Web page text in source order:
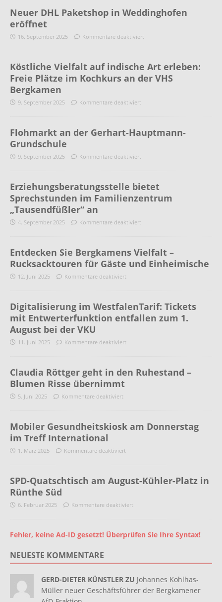
Neuer DHL Paketshop in Weddinghofen
eröffnet
16. September 2025 Kommentare deaktiviert
Köstliche Vielfalt auf indische Art erleben:
Freie Plätze im Kochkurs an der VHS
Bergkamen
9. September 2025 Kommentare deaktiviert
Flohmarkt an der Gerhart-Hauptmann-
Grundschule
9. September 2025 Kommentare deaktiviert
Erziehungsberatungsstelle bietet
Sprechstunden im Familienzentrum
„Tausendfüßler“ an
4. September 2025 Kommentare deaktiviert
Entdecken Sie Bergkamens Vielfalt –
Rucksacktouren für Gäste und Einheimische
12. Juni 2025 Kommentare deaktiviert
Digitalisierung im WestfalenTarif: Tickets
mit Entwerterfunktion entfallen zum 1.
August bei der VKU
11. Juni 2025 Kommentare deaktiviert
Claudia Röttger geht in den Ruhestand –
Blumen Risse übernimmt
5. Juni 2025 Kommentare deaktiviert
Mobiler Gesundheitskiosk am Donnerstag
im Treff International
1. März 2025 Kommentare deaktiviert
SPD-Quatschtisch am August-Kühler-Platz in
Rünthe Süd
6. Februar 2025 Kommentare deaktiviert
Fehler, keine Ad-ID gesetzt! Überprüfen Sie Ihre Syntax!
NEUESTE KOMMENTARE
GERD-DIETER KÜNSTLER ZU Johannes Kohlhas-
Müller neuer Geschäftsführer der Bergkamener